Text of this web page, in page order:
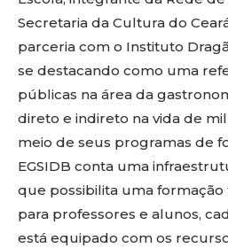
Secretaria da Cultura do
parceria com o Instituto
se destacando como uma
públicas na área da
direto e indireto na vida de
meio de seus programas de
EGSIDB conta uma
que possibilita uma
para professores e alunos,
está equipado com os